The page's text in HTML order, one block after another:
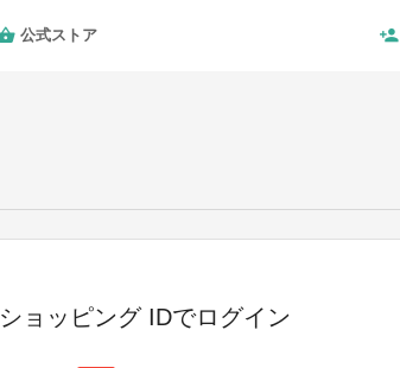
公式ストア
ョッピング IDでログイン